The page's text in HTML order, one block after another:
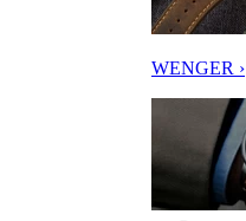
WENGER ›